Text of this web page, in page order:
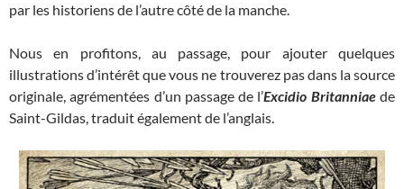
par les historiens de l’autre côté de la manche.
Nous en profitons, au passage, pour ajouter quelques
illustrations d’intérêt que vous ne trouverez pas dans la source
originale, agrémentées d’un passage de l’Excidio Britanniaede
Saint-Gildas, traduit également de l’anglais.